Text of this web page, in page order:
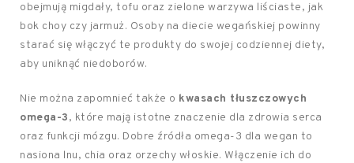
obejmują migdały, tofu oraz zielone warzywa liściaste, jak
bok choy czy jarmuż. Osoby na diecie wegańskiej powinny
starać się włączyć te produkty do swojej codziennej diety,
aby uniknąć niedoborów.
Nie można zapomnieć także o kwasach tłuszczowych
omega-3, które mają istotne znaczenie dla zdrowia serca
oraz funkcji mózgu. Dobre źródła omega-3 dla wegan to
nasiona lnu, chia oraz orzechy włoskie. Włączenie ich do